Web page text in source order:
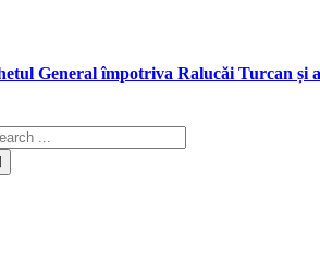
General împotriva Ralucăi Turcan